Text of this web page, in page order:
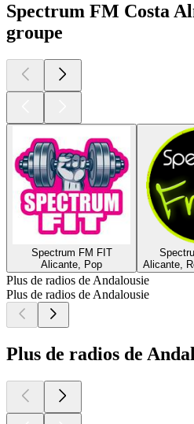
Spectrum FM Costa
groupe
Spectrum FM FIT
Alicante, Pop
Alicante,
Plus de radios de Andalousie
Plus de radios de Andalousie
Plus de radios de